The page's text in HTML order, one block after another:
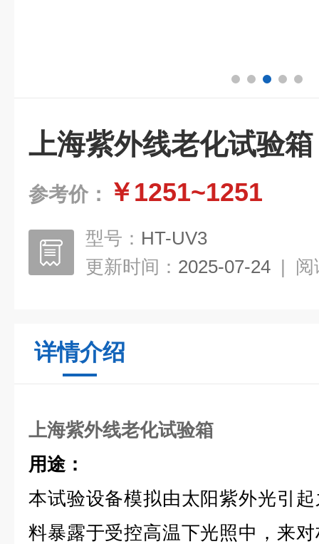
上海紫外线老化试验箱
参考价： ￥1251~1251
型号： HT-UV3
更新时间： 2025-07-24 | 阅
详情介绍
上海紫外线老化试验箱
用途：
本试验设备模拟由太阳紫外光引
料暴露于受控高温下光照中，来